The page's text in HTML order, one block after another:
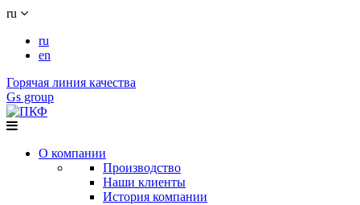
ru
ru
en
Горячая линия качества
Gs group
О компании
Производство
Наши клиенты
История компании